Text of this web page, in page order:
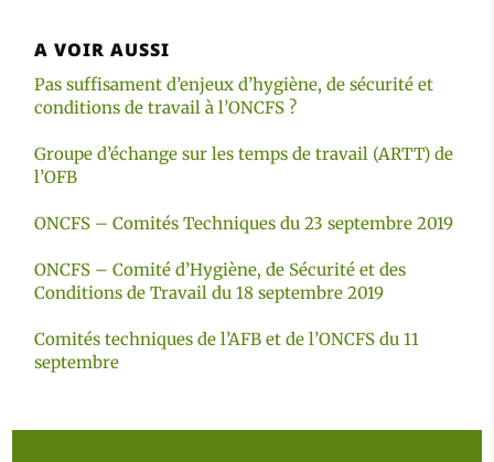
A VOIR AUSSI
Pas suffisament d’enjeux d’hygiène, de sécurité et
conditions de travail à l’ONCFS ?
Groupe d’échange sur les temps de travail (ARTT) de
l’OFB
ONCFS – Comités Techniques du 23 septembre 2019
ONCFS – Comité d’Hygiène, de Sécurité et des
Conditions de Travail du 18 septembre 2019
Comités techniques de l’AFB et de l’ONCFS du 11
septembre